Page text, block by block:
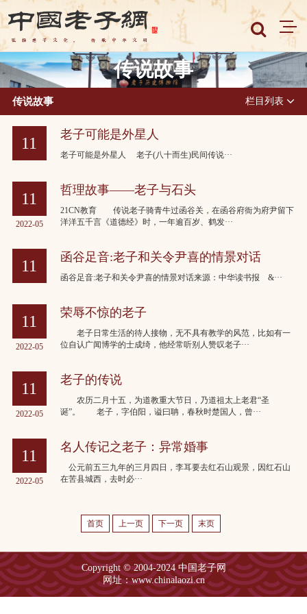
传说故事
传说故事 栏目列表
11 老子可能是外星人
老子可能是外星人 老子(八十而生)民间传说···
11
2022-05
哲理故事——老子与石头
21CN教育 传说老子骑青牛过函谷关，在函谷府衙为府尹留下
洋洋五千言《道德经》时，一年逾百岁、鹤发···
11 函谷足音:老子和关令尹喜的情景对话
函谷足音:老子和关令尹喜的情景对话来源：中华读书报 &···
11
2022-05
荣辱不惊的老子
老子日常生活的待人接物，无不具有教学的风范，比如有一
位自认广闻博学的士成绮，他经常听别人赞叹老子···
11
2022-05
老子的传说
农历二月十五，为道教重大节日，乃道祖太上老君“圣
诞”。 老子，字伯阳，谥曰聃，春秋时楚国人，曾···
11
2022-05
名人传记之老子：异常婚事
公元前五三九年的三月四日，李耳要去红石山观景，因红石山
在苦县城西，去时必···
首页 上一页 下一页 末页
Copyright © 2004-2024 中国老子网
网址：www.chinalaozi.cn